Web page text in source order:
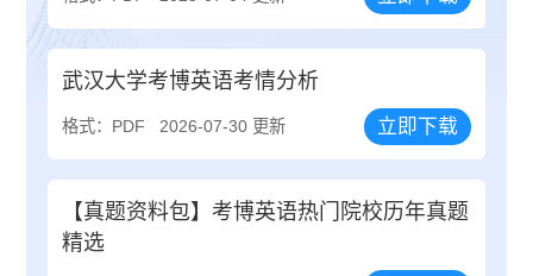
武汉大学考博英语考情分析
格式：PDF 2026-07-30 更新 立即下载
【真题资料包】考博英语热门院校历年真题
精选